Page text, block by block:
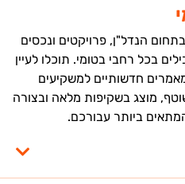
הנדל"ן, פרויקטים ונכסים
בכל רחבי בטומי. תוכלו לעיין
חדשותיים למשקיעים
מוצג בשקיפות מלאה ובצורה
ביותר עבורכם.